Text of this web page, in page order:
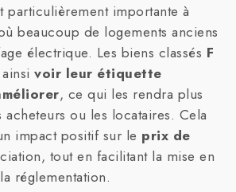
particulièrement importante à
beaucoup de logements anciens
électrique. Les biens classés F
voir leur étiquette
, ce qui les rendra plus
ou les locataires. Cela
impact positif sur le prix de
tout en facilitant la mise en
réglementation.